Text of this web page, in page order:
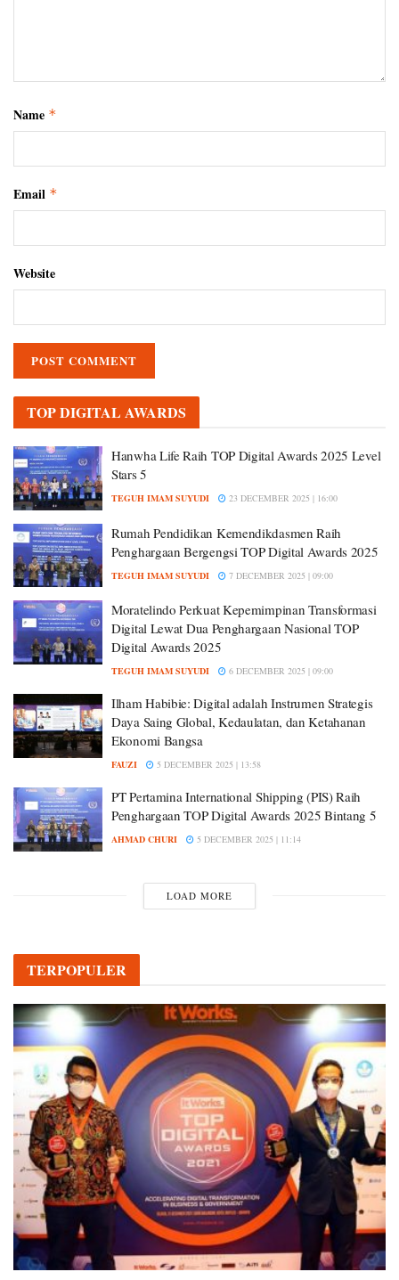
Name *
Email *
Website
TOP DIGITAL AWARDS
Hanwha Life Raih TOP Digital Awards 2025 Level
Stars 5
TEGUH IMAM SUYUDI 23 DECEMBER 2025 | 16:00
Rumah Pendidikan Kemendikdasmen Raih
Penghargaan Bergengsi TOP Digital Awards 2025
TEGUH IMAM SUYUDI 7 DECEMBER 2025 | 09:00
Moratelindo Perkuat Kepemimpinan Transformasi
Digital Lewat Dua Penghargaan Nasional TOP
Digital Awards 2025
TEGUH IMAM SUYUDI 6 DECEMBER 2025 | 09:00
Ilham Habibie: Digital adalah Instrumen Strategis
Daya Saing Global, Kedaulatan, dan Ketahanan
Ekonomi Bangsa
FAUZI 5 DECEMBER 2025 | 13:58
PT Pertamina International Shipping (PIS) Raih
Penghargaan TOP Digital Awards 2025 Bintang 5
AHMAD CHURI 5 DECEMBER 2025 | 11:14
LOAD MORE
TERPOPULER